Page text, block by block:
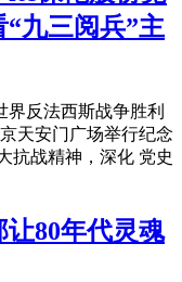
九三阅兵”主
界反法西斯战争胜利
天安门广场举行纪念
抗战精神，深化 党史
让80年代灵魂